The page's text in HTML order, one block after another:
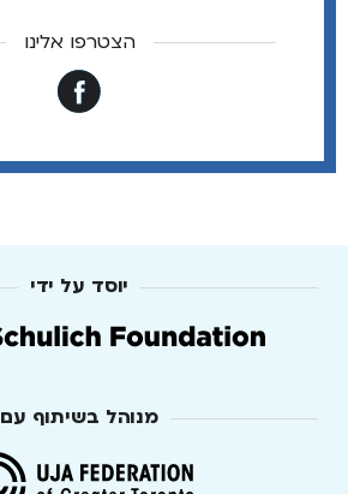
הצטרפו אלינו
יוסד על ידי
מנוהל בשיתוף עם